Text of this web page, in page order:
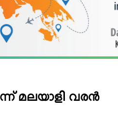
മലയാളി വരന്‍